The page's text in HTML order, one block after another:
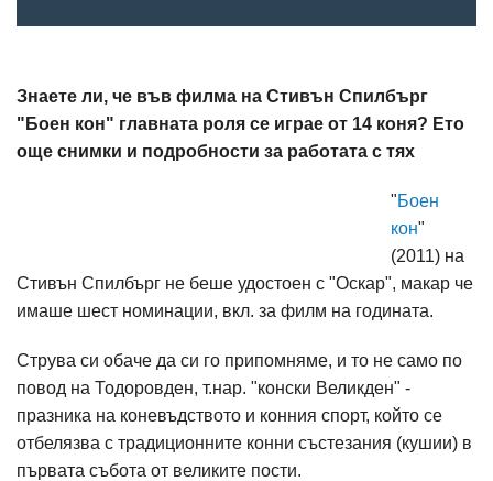
Знаете ли, че във филма на Стивън Спилбърг
"Боен кон" главната роля се играе от 14 коня? Ето
още снимки и подробности за работата с тях
"Боен
кон"
(2011) на
Стивън Спилбърг не беше удостоен с "Оскар", макар че
имаше шест номинации, вкл. за филм на годината.
Струва си обаче да си го припомняме, и то не само по
повод на Тодоровден, т.нар. "конски Великден" -
празника на коневъдството и конния спорт, който се
отбелязва с традиционните конни състезания (кушии) в
първата събота от великите пости.